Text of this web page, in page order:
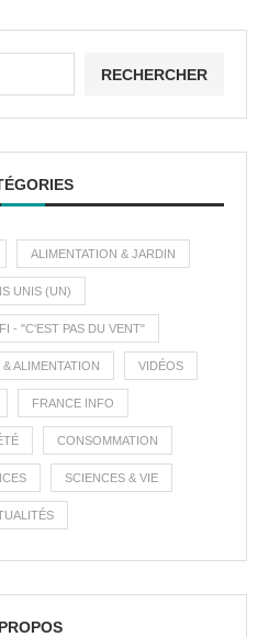
RECHERCHER
ALIMENTATION & JARDIN
UNIS (UN)
- "C'EST PAS DU VENT"
ALIMENTATION VIDÉOS
FRANCE INFO
CONSOMMATION
SCIENCES & VIE